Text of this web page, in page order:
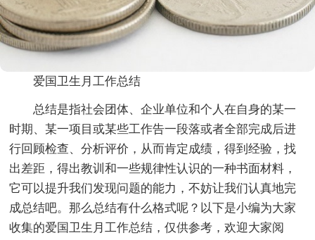
爱国卫生月工作总结
总结是指社会团体、企业单位和个人在自身的某一
时期、某一项目或某些工作告一段落或者全部完成后进
行回顾检查、分析评价，从而肯定成绩，得到经验，找
出差距，得出教训和一些规律性认识的一种书面材料，
它可以提升我们发现问题的能力，不妨让我们认真地完
成总结吧。那么总结有什么格式呢？以下是小编为大家
收集的爱国卫生月工作总结，仅供参考，欢迎大家阅